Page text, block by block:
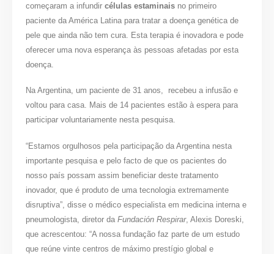
começaram a infundircélulas estaminais no primeiro
paciente da América Latina para tratar a doença genética de
pele que ainda não tem cura. Esta terapia é inovadora e pode
oferecer uma nova esperança às pessoas afetadas por esta
doença.
Na Argentina, um paciente de 31 anos, recebeu a infusão e
voltou para casa. Mais de 14 pacientes estão à espera para
participar voluntariamente nesta pesquisa.
“Estamos orgulhosos pela participação da Argentina nesta
importante pesquisa e pelo facto de que os pacientes do
nosso país possam assim beneficiar deste tratamento
inovador, que é produto de uma tecnologia extremamente
disruptiva”, disse o médico especialista em medicina interna e
pneumologista, diretor daFundación Respirar, Alexis Doreski,
que acrescentou: “A nossa fundação faz parte de um estudo
que reúne vinte centros de máximo prestígio global e